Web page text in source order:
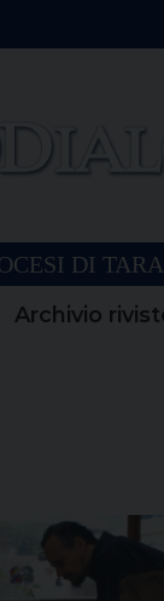
DI
Archivio